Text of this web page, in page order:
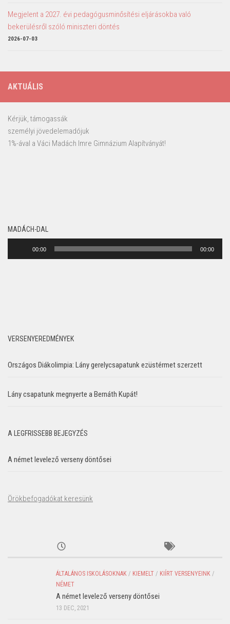
Megjelent a 2027. évi pedagógusminősítési eljárásokba való
bekerülésről szóló miniszteri döntés
2026-07-03
AKTUÁLIS
Kérjük, támogassák
személyi jövedelemadójuk
1%-ával a Váci Madách Imre Gimnázium Alapítványát!
MADÁCH-DAL
00:00 00:00
VERSENYEREDMÉNYEK
Országos Diákolimpia: Lány gerelycsapatunk ezüstérmet szerzett
Lány csapatunk megnyerte a Bernáth Kupát!
A LEGFRISSEBB BEJEGYZÉS
A német levelező verseny döntősei
Örökbefogadókat keresünk
ÁLTALÁNOS ISKOLÁSOKNAK / KIEMELT / KIÍRT VERSENYEINK /
NÉMET
A német levelező verseny döntősei
13 DEC, 2021